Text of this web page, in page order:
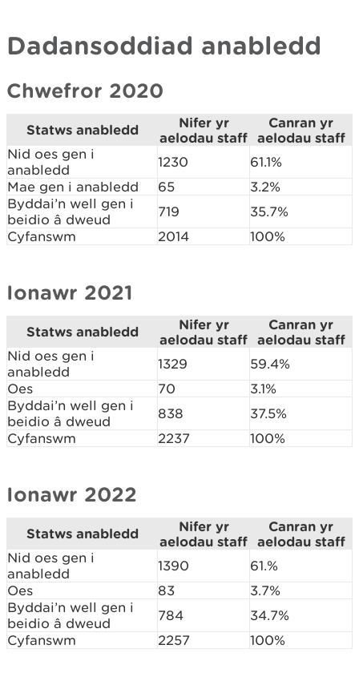
Dadansoddiad anabledd
Chwefror 2020
Statws anabledd
Nifer yr
aelodau staff
Canran yr
aelodau staff
Nid oes gen i
anabledd
1230
61.1%
Mae gen i anabledd
65
3.2%
Byddai’n well gen i
beidio â dweud
719
35.7%
Cyfanswm
2014 100%
Ionawr 2021
Statws anabledd
Nifer yr
aelodau staff
Canran yr
aelodau staff
Nid oes gen i
anabledd
1329
59.4%
Oes
70
3.1%
Byddai’n well gen i
beidio â dweud
838
37.5%
Cyfanswm
2237 100%
Ionawr 2022
Statws anabledd
Nifer yr
aelodau staff
Canran yr
aelodau staff
Nid oes gen i
anabledd
1390
61.%
Oes
83
3.7%
Byddai’n well gen i
beidio â dweud
784
34.7%
Cyfanswm
2257 100%